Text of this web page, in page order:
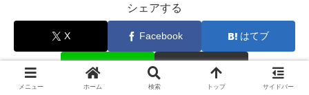
シェアする
X Facebook はてブ
コピー
メニュー ホーム 検索 トップ サイドバー